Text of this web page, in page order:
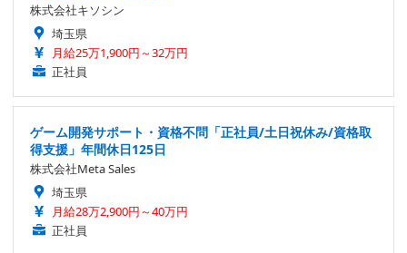
株式会社キソシン
埼玉県
月給25万1,900円～32万円
正社員
ゲーム開発サポート・資格不問「正社員/土日祝休み/資格取
得支援」年間休日125日
株式会社Meta Sales
埼玉県
月給28万2,900円～40万円
正社員